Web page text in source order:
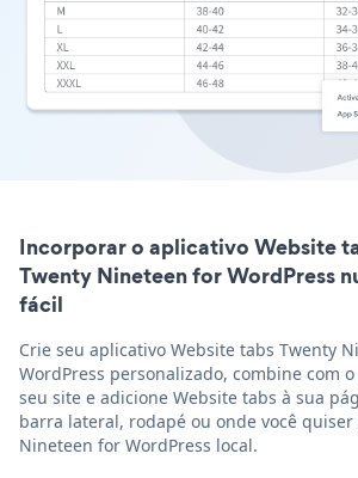
Incorporar o aplicativo Website
Twenty Nineteen for WordPress
fácil
Crie seu aplicativo Website tabs Twenty
WordPress personalizado, combine com
seu site e adicione Website tabs à sua
barra lateral, rodapé ou onde você quiser
Nineteen for WordPress local.